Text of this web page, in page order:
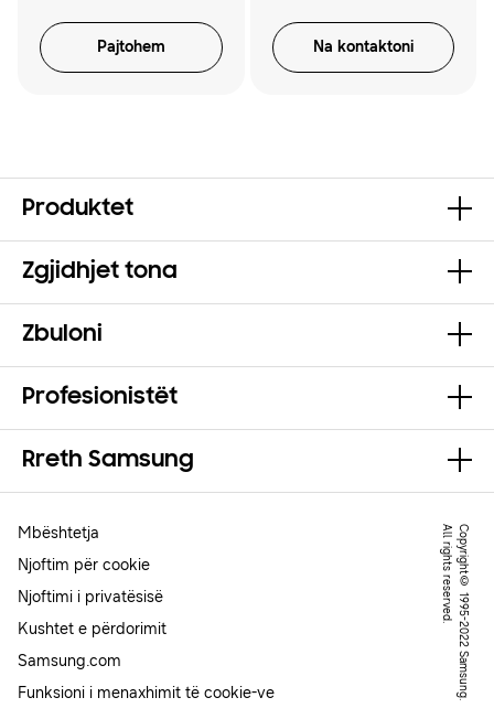
Pajtohem Na kontaktoni
Produktet
Zgjidhjet tona
Zbuloni
Profesionistët
Rreth Samsung
C
o
p
y
r
ig
h
t
©
1
9
9
5
-
2
0
2
2
S
a
m
s
u
n
g
.
A
l
l
r
ig
h
t
s
r
e
s
e
r
v
e
d
.
Mbështetja
Njoftim për cookie
Njoftimi i privatësisë
Kushtet e përdorimit
Samsung.com
Funksioni i menaxhimit të cookie-ve